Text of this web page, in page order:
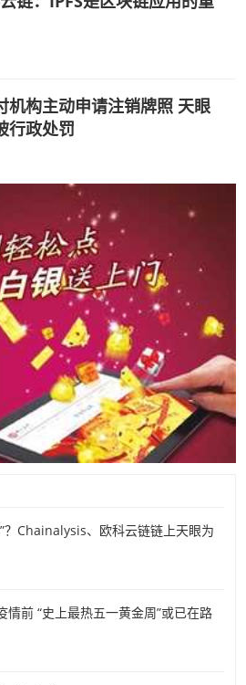
机构主动申请注销牌照 天眼
行政处罚
？Chainalysis、欧科云链链上天眼为
情前 “史上最热五一黄金周”或已在路